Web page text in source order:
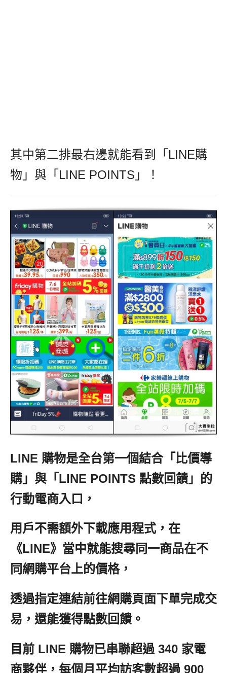
其中第二排最右邊就能看到「LINE購
物」與「LINE POINTS」！
LINE 購物是全台第一個結合「比價導
購」與「LINE POINTS 點數回饋」的
行動電商入口，
用戶不需額外下載應用程式，在
《LINE》當中就能搜尋同一商品在不
同網購平台上的價格，
透過指定連結前往網購頁面下單完成交
易，還能獲得點數回饋。
目前 LINE 購物已串聯超過 340 家電
商夥伴，每個月平均訪客數超過 900